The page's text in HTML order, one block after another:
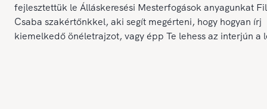
fejlesztettük le Álláskeresési Mesterfogások anyagunkat
Csaba szakértőnkkel, aki segít megérteni, hogy hogyan írj
kiemelkedő önéletrajzot, vagy épp Te lehess az interjún a